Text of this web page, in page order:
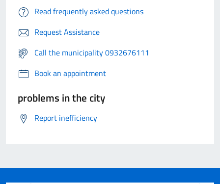
Read frequently asked questions
Request Assistance
Call the municipality 0932676111
Book an appointment
problems in the city
Report inefficiency